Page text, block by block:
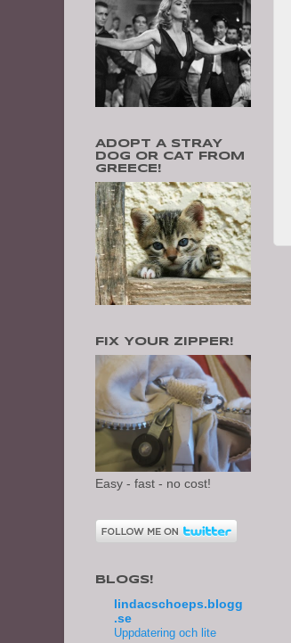
ADOPT A STRAY
DOG OR CAT FROM
GREECE!
FIX YOUR ZIPPER!
Easy - fast - no cost!
BLOGS!
lindacschoeps.blogg
.se
Uppdatering och lite